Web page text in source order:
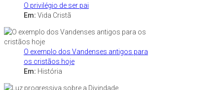
O privilégio de ser pai
Em: Vida Cristã
O exemplo dos Vandenses antigos para
os cristãos hoje
Em: História